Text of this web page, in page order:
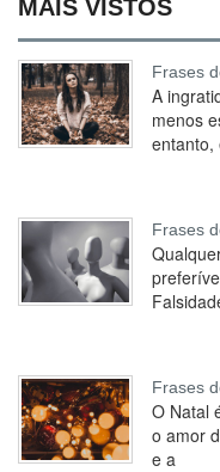
MAIS VISTOS
Frases
A
menos
entanto,
Frases
Frases
O Natal
o amor
e a